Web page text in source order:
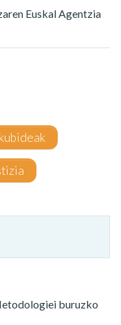
Euskal Agentzia
buruzko